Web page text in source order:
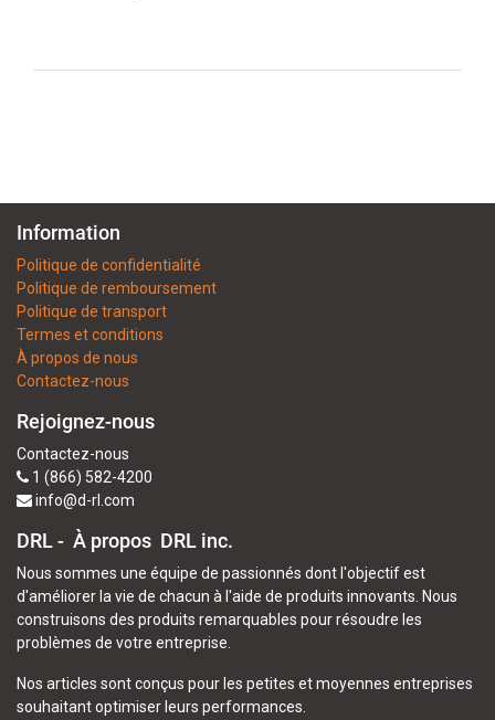
Information
Politique de confidentialité
Politique de remboursement
Politique de transport
Termes et conditions
À propos de nous
Contactez-nous
Rejoignez-nous
Contactez-nous
1 (866) 582-4200
info@d-rl.com
DRL - À propos DRL inc.
Nous sommes une équipe de passionnés dont l'objectif est
d'améliorer la vie de chacun à l'aide de produits innovants. Nous
construisons des produits remarquables pour résoudre les
problèmes de votre entreprise.
Nos articles sont conçus pour les petites et moyennes entreprises
souhaitant optimiser leurs performances.